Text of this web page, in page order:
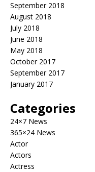
September 2018
August 2018
July 2018
June 2018
May 2018
October 2017
September 2017
January 2017
Categories
24×7 News
365×24 News
Actor
Actors
Actress